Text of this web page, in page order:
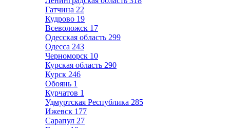
Гатчина 22
Кудрово 19
Всеволожск 17
Одесская область 299
Одесса 243
Черноморск 10
Курская область 290
Курск 246
Обоянь 1
Курчатов 1
Удмуртская Республика 285
Ижевск 177
Сарапул 27